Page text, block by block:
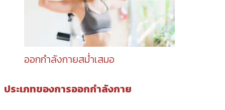
ออกกำลังกายสม่ำเสมอ
ประเภทของการออกกำลังกาย